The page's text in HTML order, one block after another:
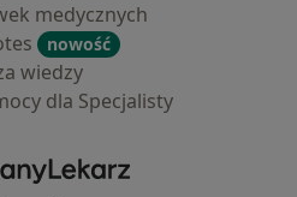
medycznych
nowość
wiedzy
dla Specjalisty
ZnanyLekarz - Strona główna